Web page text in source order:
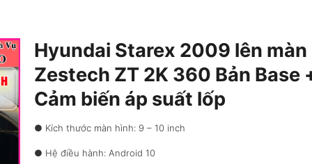
Hyundai Starex 2009 lên màn
Zestech ZT 2K 360 Bản Base
Cảm biến áp suất lốp
● Kích thước màn hình: 9 – 10 inch
● Hệ điều hành: Android 10